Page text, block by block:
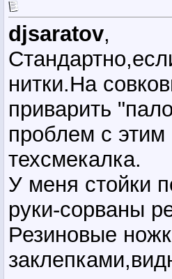
djsaratov,
нитки.На
приварить
проблем с этим
техсмекалка.
У меня стойки
руки-сорваны
Резиновые